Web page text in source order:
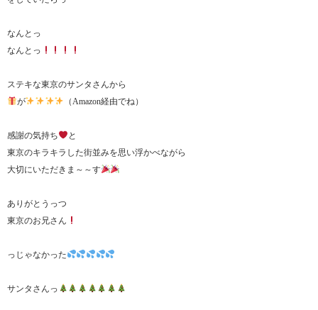
なんとっ
なんとっ
ステキな東京のサンタさんから
が
（Amazon経由でね）
感謝の気持ち
と
東京のキラキラした街並みを思い浮かべながら
大切にいただきま～～す
ありがとうっつ
東京のお兄さん
っじゃなかった
サンタさんっ